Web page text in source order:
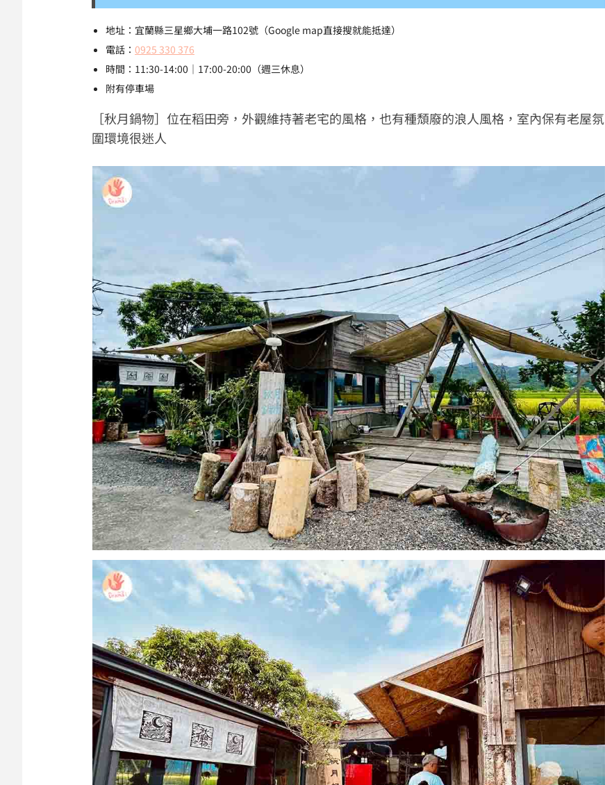
地址：宜蘭縣三星鄉大埔一路102號（Google map直接搜就能抵達）
電話： 0925 330 376
時間：11:30-14:00｜17:00-20:00（週三休息）
附有停車場
［秋月鍋物］位在稻田旁，外觀維持著老宅的風格，也有種頹廢的浪人風格，室內保有老屋氛
圍環境很迷人